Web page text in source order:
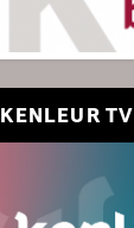
KENLEUR TV